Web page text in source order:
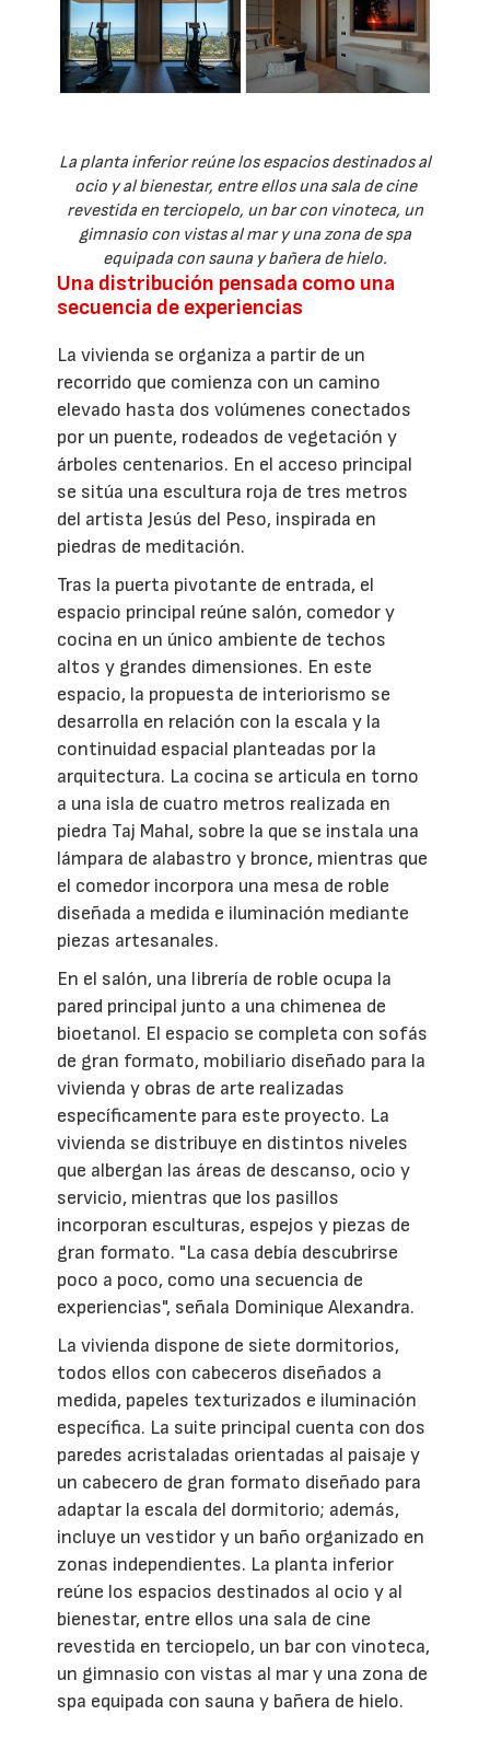
La planta inferior reúne los espacios destinados al
ocio y al bienestar, entre ellos una sala de cine
revestida en terciopelo, un bar con vinoteca, un
gimnasio con vistas al mar y una zona de spa
equipada con sauna y bañera de hielo.
Una distribución pensada como una
secuencia de experiencias
La vivienda se organiza a partir de un
recorrido que comienza con un camino
elevado hasta dos volúmenes conectados
por un puente, rodeados de vegetación y
árboles centenarios. En el acceso principal
se sitúa una escultura roja de tres metros
del artista Jesús del Peso, inspirada en
piedras de meditación.
Tras la puerta pivotante de entrada, el
espacio principal reúne salón, comedor y
cocina en un único ambiente de techos
altos y grandes dimensiones. En este
espacio, la propuesta de interiorismo se
desarrolla en relación con la escala y la
continuidad espacial planteadas por la
arquitectura. La cocina se articula en torno
a una isla de cuatro metros realizada en
piedra Taj Mahal, sobre la que se instala una
lámpara de alabastro y bronce, mientras que
el comedor incorpora una mesa de roble
diseñada a medida e iluminación mediante
piezas artesanales.
En el salón, una librería de roble ocupa la
pared principal junto a una chimenea de
bioetanol. El espacio se completa con sofás
de gran formato, mobiliario diseñado para la
vivienda y obras de arte realizadas
específicamente para este proyecto. La
vivienda se distribuye en distintos niveles
que albergan las áreas de descanso, ocio y
servicio, mientras que los pasillos
incorporan esculturas, espejos y piezas de
gran formato. "La casa debía descubrirse
poco a poco, como una secuencia de
experiencias", señala Dominique Alexandra.
La vivienda dispone de siete dormitorios,
todos ellos con cabeceros diseñados a
medida, papeles texturizados e iluminación
específica. La suite principal cuenta con dos
paredes acristaladas orientadas al paisaje y
un cabecero de gran formato diseñado para
adaptar la escala del dormitorio; además,
incluye un vestidor y un baño organizado en
zonas independientes. La planta inferior
reúne los espacios destinados al ocio y al
bienestar, entre ellos una sala de cine
revestida en terciopelo, un bar con vinoteca,
un gimnasio con vistas al mar y una zona de
spa equipada con sauna y bañera de hielo.